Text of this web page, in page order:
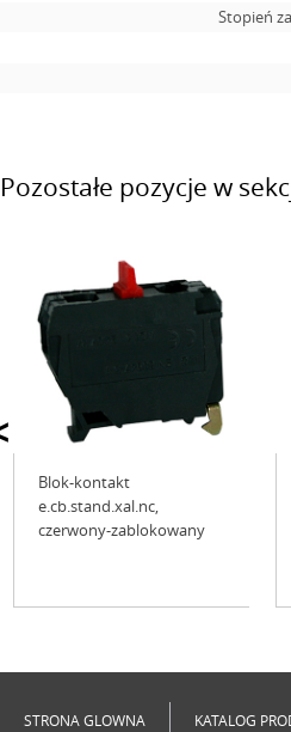
Stopień
Pozostałe pozycje w
Blok-kontakt
e.cb.stand.xal.nс,
czerwony-zablokowany
STRONA GLOWNA KATALOG